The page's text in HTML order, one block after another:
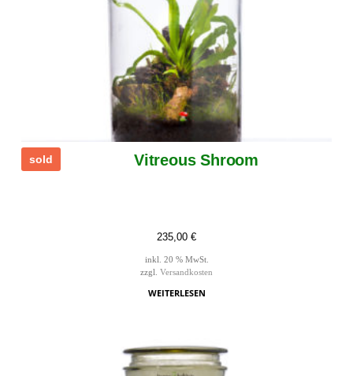
sold Vitreous Shroom
235,00 €
inkl. 20 % MwSt.
zzgl. Versandkosten
WEITERLESEN